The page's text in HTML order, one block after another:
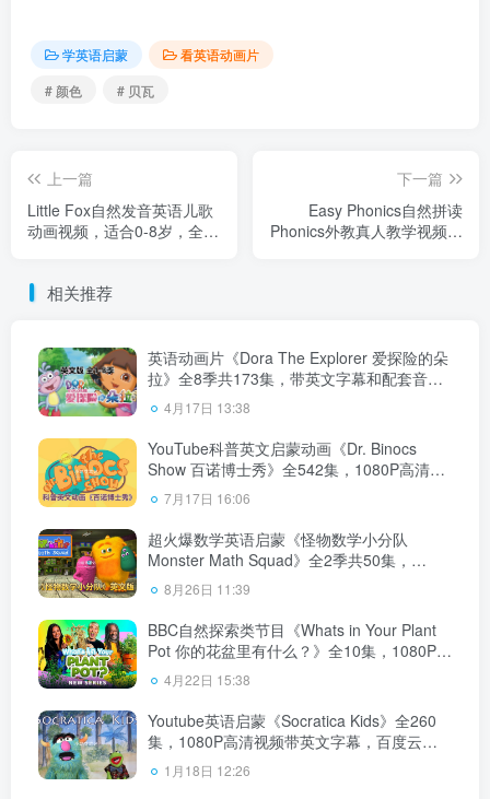
学英语启蒙
看英语动画片
# 颜色
# 贝瓦
上一篇
Little Fox自然发音英语儿歌
动画视频，适合0-8岁，全53
下一篇
Easy Phonics自然拼读
Phonics外教真人教学视频，
相关推荐
英语动画片《Dora The Explorer 爱探险的朵
拉》全8季共173集，带英文字幕和配套音频
MP3，百度云网盘下载！
4月17日 13:38
YouTube科普英文启蒙动画《Dr. Binocs
Show 百诺博士秀》全542集，1080P高清视
频带英文字幕，百度云网盘下载！
7月17日 16:06
超火爆数学英语启蒙《怪物数学小分队
Monster Math Squad》全2季共50集，
1080P高清动画片带中英文字幕，百度云网
盘下载
8月26日 11:39
BBC自然探索类节目《Whats in Your Plant
Pot 你的花盆里有什么？》全10集，1080P高
清视频带英文字幕，百度云网盘下载！
4月22日 15:38
Youtube英语启蒙《Socratica Kids》全260
集，1080P高清视频带英文字幕，百度云网
盘下载！
1月18日 12:26